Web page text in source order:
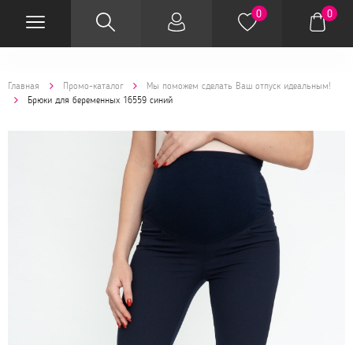
0 0
Главная Промо-каталог
Мы поможем сделать Ваш отпуск идеальным!
Брюки для беременных 16559 синий